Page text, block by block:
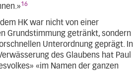
16
HK war nicht von einer
Grundstimmung getränkt, sondern
Unterordnung geprägt. In
des Glaubens hat Paul
«im Namen der ganzen